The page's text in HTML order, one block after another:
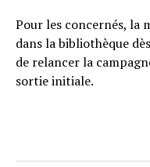
Pour les concernés, la
dans la bibliothèque
de relancer la
sortie initiale.